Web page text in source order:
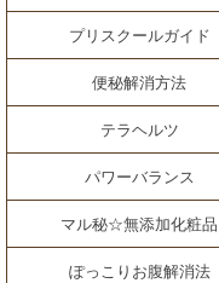
プリスクールガイド
便秘解消方法
テラヘルツ
パワーバランス
マル秘☆無添加化粧品
ぽっこりお腹解消法